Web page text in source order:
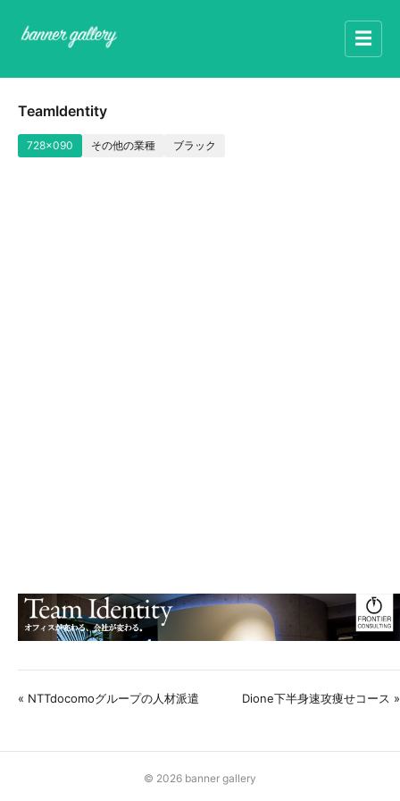
☰
TeamIdentity
728x090 その他の業種 ブラック
« NTTdocomoグループの人材派遣 Dione下半身速攻痩せコース »
© 2026 banner gallery